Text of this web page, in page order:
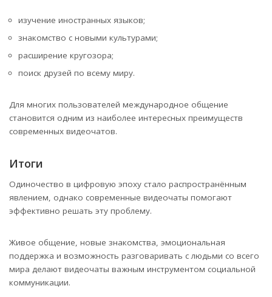
изучение иностранных языков;
знакомство с новыми культурами;
расширение кругозора;
поиск друзей по всему миру.
Для многих пользователей международное общение
становится одним из наиболее интересных преимуществ
современных видеочатов.
Итоги
Одиночество в цифровую эпоху стало распространённым
явлением, однако современные видеочаты помогают
эффективно решать эту проблему.
Живое общение, новые знакомства, эмоциональная
поддержка и возможность разговаривать с людьми со всего
мира делают видеочаты важным инструментом социальной
коммуникации.